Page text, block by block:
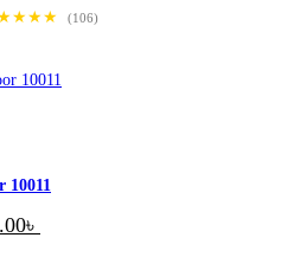
(106)
10011
৳